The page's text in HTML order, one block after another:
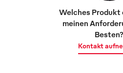
Welches
meinen
Besten?
Kontakt